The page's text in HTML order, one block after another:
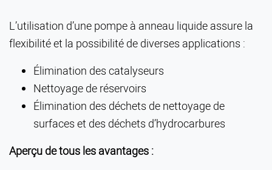
L’utilisation d’une pompe à anneau liquide assure la
flexibilité et la possibilité de diverses applications :
Élimination des catalyseurs
Nettoyage de réservoirs
Élimination des déchets de nettoyage de
surfaces et des déchets d’hydrocarbures
Aperçu de tous les avantages :